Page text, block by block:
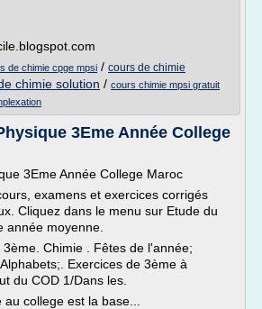
de chimie cpge mpsi / cours de chimie
chimie solution / cours chimie mpsi gratuit
3Eme Année College
3Eme Année College Maroc
examens et exercices corrigés
Cliquez dans le menu sur Etude du
année moyenne.
Chimie . Fêtes de l'année;
Exercices de 3ème à
du COD 1/Dans les.
au college est la base...